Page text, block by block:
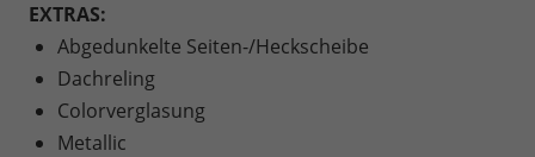
EXTRAS:
Abgedunkelte Seiten-/Heckscheibe
Dachreling
Colorverglasung
Metallic